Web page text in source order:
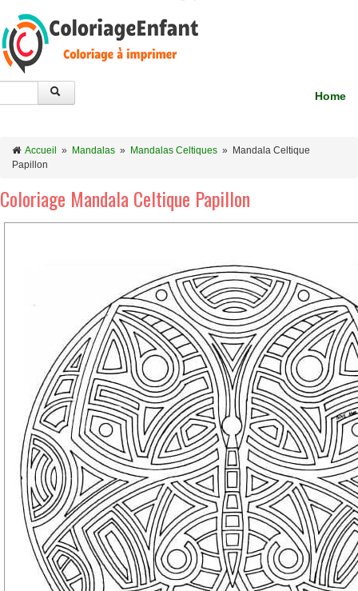
Home
Accueil » Mandalas » Mandalas Celtiques »
Mandala Celtique
Papillon
Coloriage Mandala Celtique Papillon